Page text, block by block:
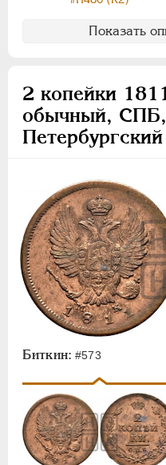
Показать
2 копейки
обычный,
Биткин: #573